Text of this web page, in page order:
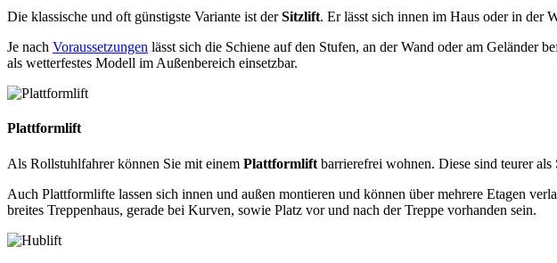
Die klassische und oft günstigste Variante ist derSitzlift. Er lässt sich innen im Haus oder in der
Je nach Voraussetzungen lässt sich die Schiene auf den Stufen, an der Wand oder am Geländer
als wetterfestes Modell im Außenbereich einsetzbar.
Plattformlift
Als Rollstuhlfahrer können Sie mit einem Plattformlift barrierefrei wohnen. Diese sind teurer
Auch Plattformlifte lassen sich innen und außen montieren und können über mehrere Etagen
breites Treppenhaus, gerade bei Kurven, sowie Platz vor und nach der Treppe vorhanden sein.